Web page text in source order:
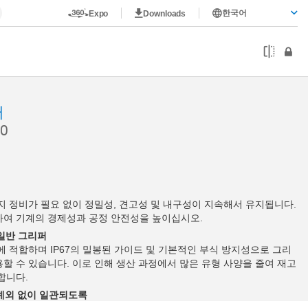
Expo Downloads 한국어
정비가 필요 없이 정밀성, 견고성 및 내구성이 지속해서 유지됩니다.
기계의 경제성과 공정 안전성을 높이십시오.
반 그리퍼
적합하며 IP67의 밀봉된 가이드 및 기본적인 부식 방지성으로 그리
수 있습니다. 이로 인해 생산 과정에서 많은 유형 사양을 줄여 재고
니다.
외 없이 일관되도록